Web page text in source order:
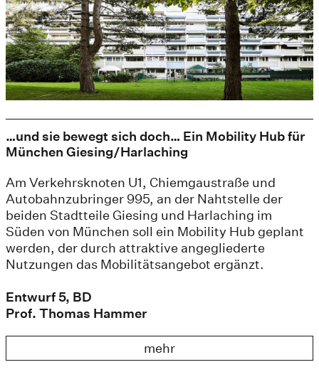
…und sie bewegt sich doch… Ein Mobility Hub für
München Giesing/Harlaching
Am Verkehrsknoten U1, Chiemgaustraße und
Autobahnzubringer 995, an der Nahtstelle der
beiden Stadtteile Giesing und Harlaching im
Süden von München soll ein Mobility Hub geplant
werden, der durch attraktive angegliederte
Nutzungen das Mobilitätsangebot ergänzt.
Entwurf 5, BD
Prof. Thomas Hammer
mehr